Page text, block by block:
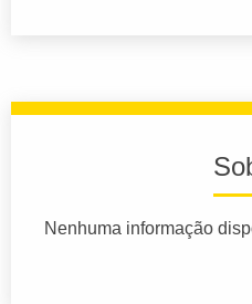
Nenhuma informação